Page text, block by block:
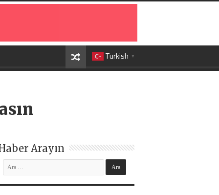
Turkish ▼
Arayın